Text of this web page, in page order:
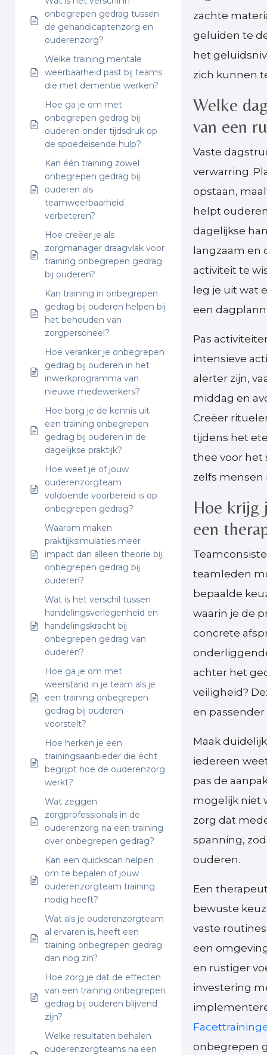
onbegrepen gedrag tussen
de gehandicaptenzorg en
ouderenzorg?
Welke training mentale
weerbaarheid past bij teams
die met dementie werken?
Hoe ga je om met
onbegrepen gedrag bij
ouderen onder tijdsdruk op
de spoedeisende hulp?
Kan één training zowel
onbegrepen gedrag bij
ouderen als
teamweerbaarheid
verbeteren?
Hoe creëer je als
zorgmanager draagvlak voor
training onbegrepen gedrag
bij ouderen?
Kan training in onbegrepen
gedrag bij ouderen helpen bij
het behouden van
zorgpersoneel?
Hoe veranker je onbegrepen
gedrag bij ouderen in het
inwerkprogramma van
nieuwe medewerkers?
Hoe borg je de kennis uit
een training onbegrepen
gedrag bij ouderen in de
dagelijkse praktijk?
Hoe weet je of jouw
ouderenzorgteam
voldoende voorbereid is op
onbegrepen gedrag?
Waarom maken
praktijksimulaties meer
impact dan alleen theorie bij
onbegrepen gedrag bij
ouderen?
Wat is het verschil tussen
handelingsverlegenheid en
handelingskracht bij
onbegrepen gedrag van
ouderen?
Hoe ga je om met
weerstand in je team als je
een training onbegrepen
gedrag bij ouderen
voorstelt?
Hoe herken je een
trainingsaanbieder die écht
begrijpt hoe de ouderenzorg
werkt?
Wat zeggen
zorgprofessionals in de
ouderenzorg na een training
over onbegrepen gedrag?
Kan een quickscan helpen
om te bepalen of jouw
ouderenzorgteam training
nodig heeft?
Wat als je ouderenzorgteam
al ervaren is, heeft een
training onbegrepen gedrag
dan nog zin?
Hoe zorg je dat de effecten
van een training onbegrepen
gedrag bij ouderen blijvend
zijn?
Welke resultaten behalen
ouderenzorgteams na een
zachte
geluiden te
het
zich kunnen
Welke
van een
Vaste
verwarring.
opstaan,
helpt
dagelijkse
langzaam en
activiteit te
leg je uit wat
een
Pas
intensieve
alerter zijn,
middag en
Creëer
tijdens het
thee voor het
zelfs
Hoe krijg
een
teamleden
bepaalde
waarin je de
concrete
achter het
veiligheid?
en
Maak
iedereen
pas de
mogelijk niet
zorg dat
spanning,
ouderen.
Een
bewuste
vaste
een
en rustiger
investering
onbegrepen